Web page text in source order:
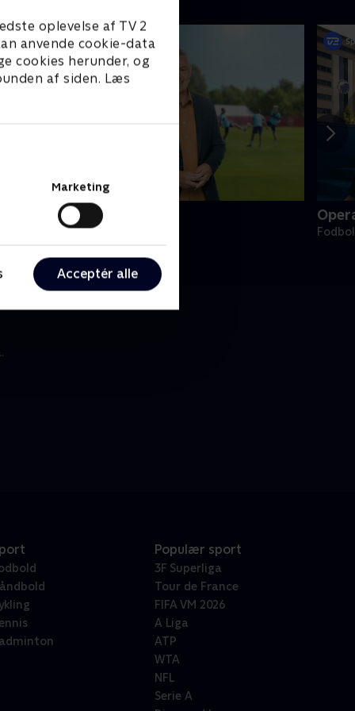
oplevelse af TV 2
anvende cookie-data
cookies herunder, og
af siden. Læs
Marketing
Acceptér alle
Landsholdslejren
Populær sport
3F Superliga
Tour de France
FIFA VM 2026
A Liga
ATP
WTA
NFL
Serie A